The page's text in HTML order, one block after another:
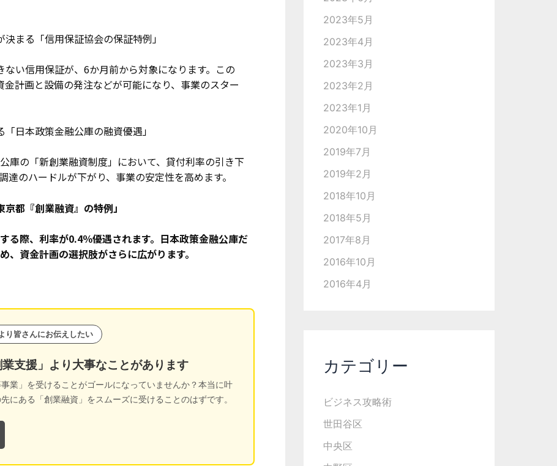
まる「信用保証協会の保証特例」
い信用保証が、6か月前から対象になります。この
金計画と設備の発注などが可能になり、事業のスター
日本政策金融公庫の融資優遇」
庫の「新創業融資制度」において、貸付利率の引き下
のハードルが下がり、事業の安定性を高めます。
都『創業融資』の特例」
る際、利率が0.4％優遇されます。日本政策金融公庫だ
資金計画の選択肢がさらに広がります。
り皆さんにお伝えしたい
支援」より大事なことがあります
事業」を受けることがゴールになっていませんか？本当に叶
にある「創業融資」をスムーズに受けることのはずです。
2023年5月
2023年4月
2023年3月
2023年2月
2023年1月
2020年10月
2019年7月
2019年2月
2018年10月
2018年5月
2017年8月
2016年10月
2016年4月
カテゴリー
ビジネス攻略術
世田谷区
中央区